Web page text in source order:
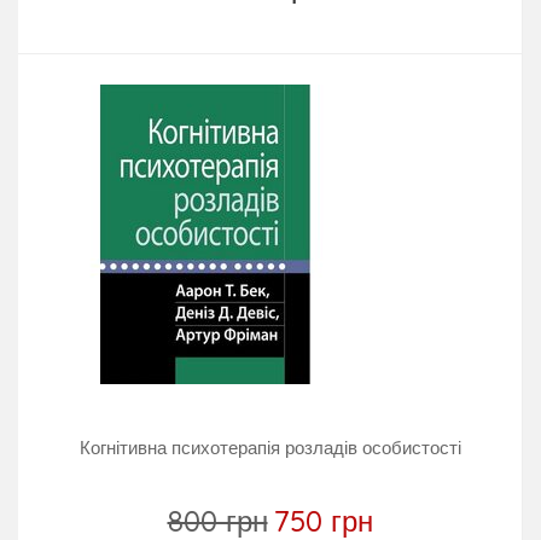
Когнітивна психотерапія розладів особистості
800 грн 750 грн